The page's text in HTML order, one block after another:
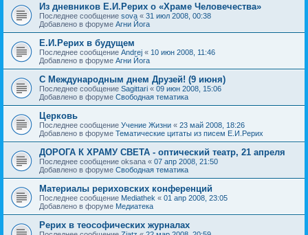
Из дневников Е.И.Рерих о «Храме Человечества»
Последнее сообщение sova « 31 июл 2008, 00:38
Добавлено в форуме Агни Йога
Е.И.Рерих в будущем
Последнее сообщение Andrej « 10 июн 2008, 11:46
Добавлено в форуме Агни Йога
С Международным днем Друзей! (9 июня)
Последнее сообщение Sagittari « 09 июн 2008, 15:06
Добавлено в форуме Свободная тематика
Церковь
Последнее сообщение Учение Жизни « 23 май 2008, 18:26
Добавлено в форуме Тематические цитаты из писем Е.И.Рерих
ДОРОГА К ХРАМУ СВЕТА - оптический театр, 21 апреля
Последнее сообщение oksana « 07 апр 2008, 21:50
Добавлено в форуме Свободная тематика
Материалы рериховских конференций
Последнее сообщение Mediathek « 01 апр 2008, 23:05
Добавлено в форуме Медиатека
Рерих в теософических журналах